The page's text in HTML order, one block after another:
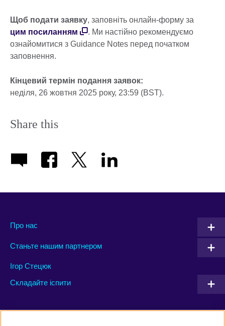
Щоб подати заявку, заповніть онлайн-форму за
цим посиланням
. Ми настійно рекомендуємо
ознайомитися з Guidance Notes перед початком
заповнення.
Кінцевий термін подання заявок:
неділя, 26 жовтня 2025 року, 23:59 (BST).
Share this
Про нас
Станьте нашим партнером
Ігор Стецюк
Складайте іспити
Connect with us